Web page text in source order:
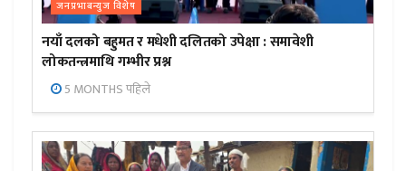
जनप्रभाबन्युज विशेष
नयाँ दलको बहुमत र मधेशी दलितको उपेक्षा : समावेशी
लोकतन्त्रमाथि गम्भीर प्रश्न
5 MONTHS पहिले